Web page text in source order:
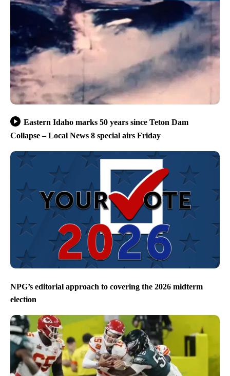
Eastern Idaho marks 50 years since Teton Dam
Collapse – Local News 8 special airs Friday
NPG’s editorial approach to covering the 2026 midterm
election